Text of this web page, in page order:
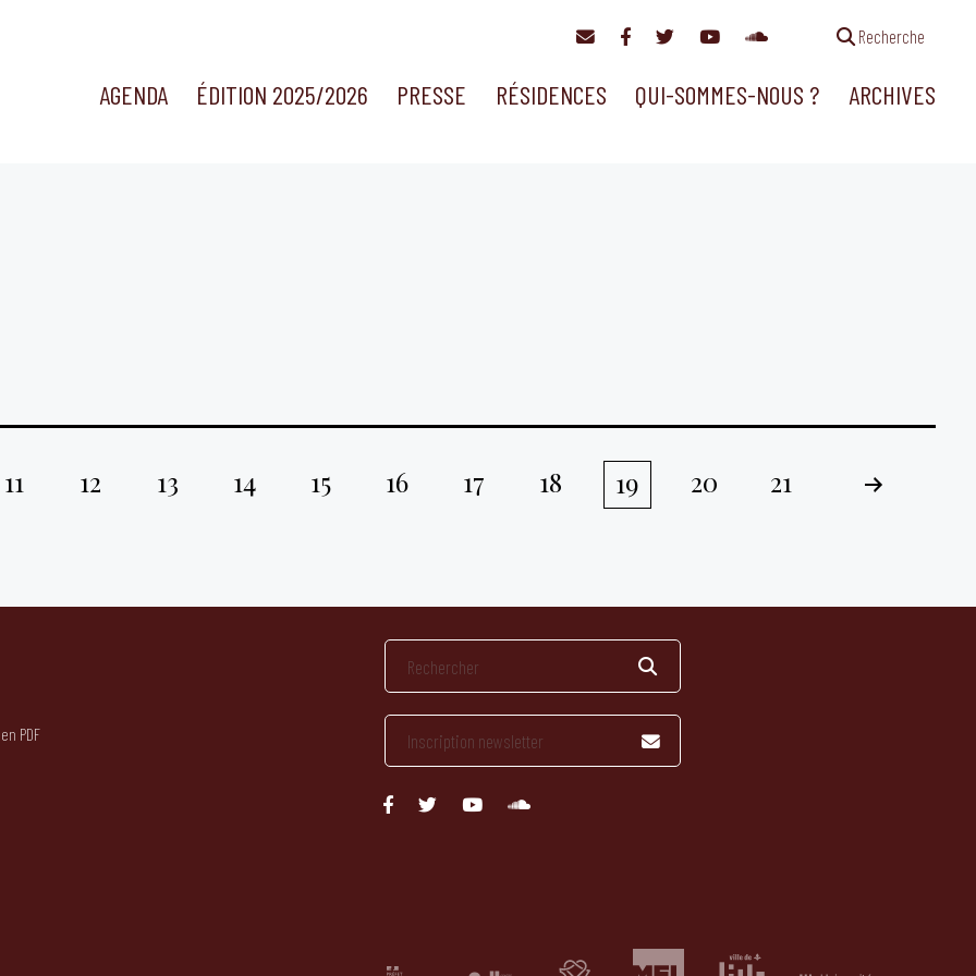
Recherche
AGENDA ÉDITION 2025/2026 PRESSE RÉSIDENCES QUI-SOMMES-NOUS ? ARCHIVES
11 12 13 14 15 16 17 18 19 20 21
PDF